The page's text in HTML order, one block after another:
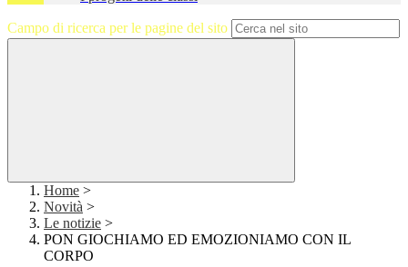
Campo di ricerca per le pagine del sito
Home >
Novità >
Le notizie >
PON GIOCHIAMO ED EMOZIONIAMO CON IL
CORPO